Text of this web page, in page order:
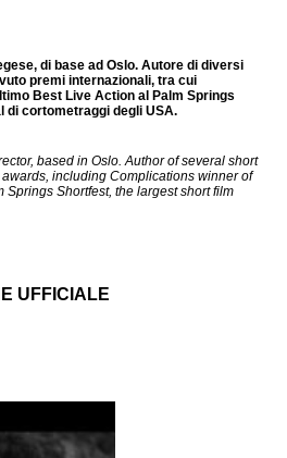
di base ad Oslo. Autore di diversi
premi internazionali, tra cui
Best Live Action al Palm Springs
di cortometraggi degli USA.
based in Oslo. Author of several short
including Complications winner of
Springs Shortfest, the largest short film
UFFICIALE